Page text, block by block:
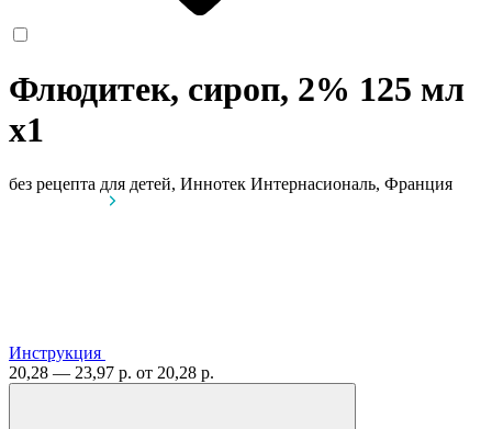
Флюдитек, сироп, 2% 125 мл
x1
без рецепта для детей, Иннотек Интернасиональ, Франция
Инструкция
20,28 — 23,97 р. от 20,28 р.